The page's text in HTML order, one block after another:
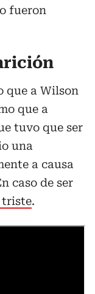
fueron
que a Wilson
que a
tuvo que ser
una
a causa
caso de ser
triste.